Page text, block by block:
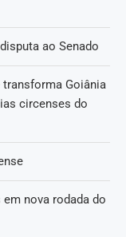
ao Senado
transforma Goiânia
circenses do
nova rodada do